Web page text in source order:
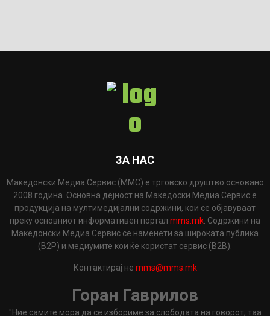
ЗА НАС
Македонски Медиа Сервис (ММС) е трговско друштво основано
2008 година. Основна дејност на Македоски Медиа Сервис е
продукција на мултимедијални содржини, кои се објавуваат
преку основниот информативен портал mms.mk . Содржини на
Македонски Медиа Сервис се наменети за широката публика
(B2P) и медиумите кои ќе користат сервис (B2B).
Контактирај не mms@mms.mk
Горан Гаврилов
"Ние самите мора да се избориме за слободата на говорот, таа